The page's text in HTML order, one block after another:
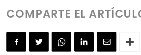
COMPARTE EL